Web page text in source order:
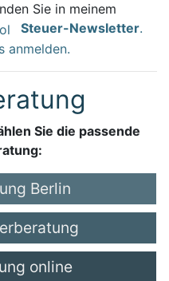
Sie in meinem
Steuer-Newsletter.
anmelden.
Sie die passende
Berlin
online